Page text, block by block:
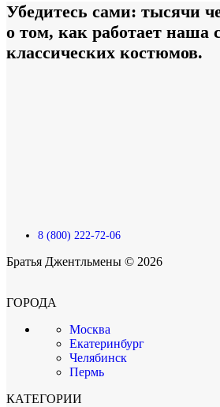
Убедитесь сами: тысячи
о том, как работает наша
классических костюмов.
8 (800) 222-72-06
Братья Джентльмены © 2026
ГОРОДА
Москва
Екатеринбург
Челябинск
Пермь
КАТЕГОРИИ